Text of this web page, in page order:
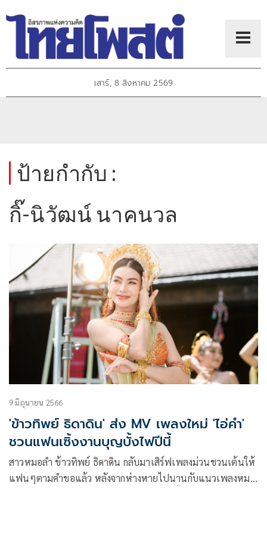
เสาร์, 8 สิงหาคม 2569
ป้ายกำกับ :
กิ๊-นิวัฒน์ นาคนวล
9 มิถุนายน 2566
'ข้าวทิพย์ ธิดาดิน' ส่ง MV เพลงใหม่ 'ไอ่คำ'
ชวนแฟนเซิ้งงานบุญบั้งไฟปีนี้
สาวหมอลำ ข้าวทิพย์ ธิดาดิน กลับมาเสิร์ฟเพลงม่วนชวนเต้นให้
แฟนๆตามคำขอแล้ว หลังจากห่างหายไปนานกับแนวเพลงหมอ